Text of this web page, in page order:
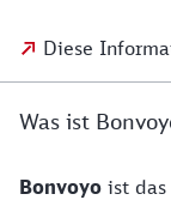
Diese
Was ist
Bonvoyo ist das